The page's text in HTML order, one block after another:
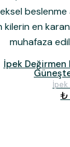
beslenme
en
muhafaza
İpek Değirmen
₺